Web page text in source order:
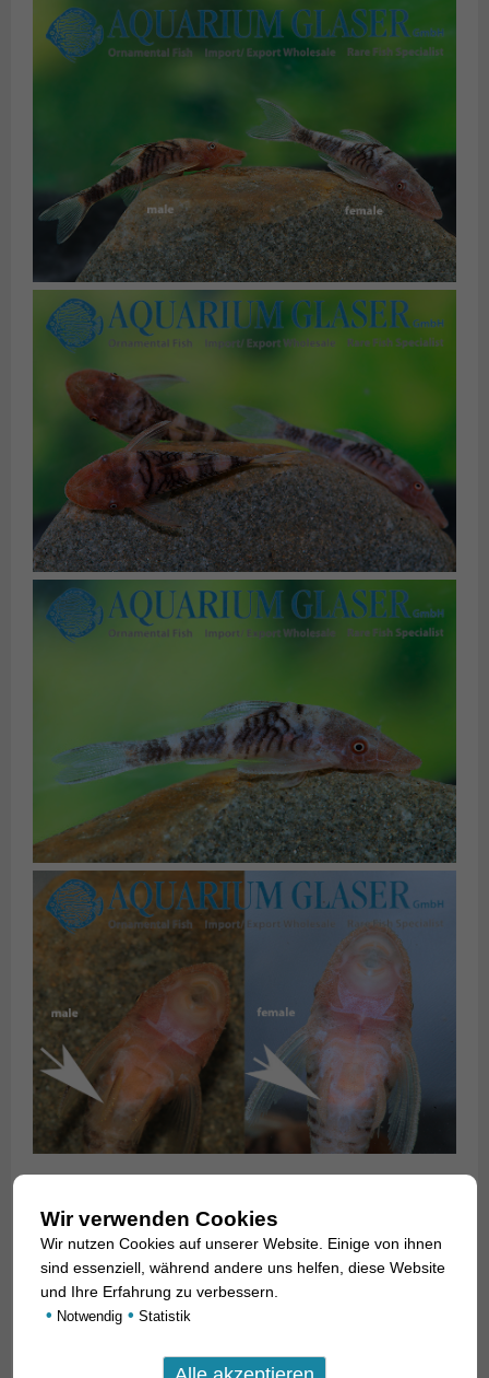
sehr weit seitlich am Kopf sitzenden Augen, die eine Sicht
nach oben wie nach unten erlauben. Eine derartige
Augenstellung findet man sonst nur noch bei den erheblich
größer werdendenHypoptopoma
gesehen, doch aktuellste wissenschaftliche Untersuchungen
Wir verwenden Cookies
Wir nutzen Cookies auf unserer Website. Einige von ihnen
sind essenziell, während andere uns helfen, diese Website
und Ihre Erfahrung zu verbessern.
• Notwendig • Statistik